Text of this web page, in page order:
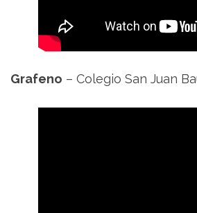
Grafeno – Colegio San Juan